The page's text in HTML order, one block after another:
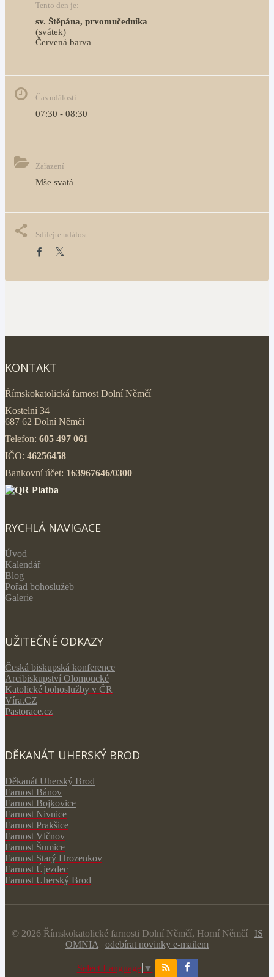
Tento den je:
sv. Štěpána, prvomučedníka
(svátek)
Červená barva
Čas události
07:30 - 08:30
Zařazení
Mše svatá
Sdílejte událost
KONTAKT
Římskokatolická farnost Dolní Němčí
Kostelní 34
687 62 Dolní Němčí
Telefon: 605 497 061
IČO: 46256458
Bankovní účet: 163967646/0300
RYCHLÁ NAVIGACE
Úvod
Kalendář
Blog
Pořad bohoslužeb
Galerie
UŽITEČNÉ ODKAZY
Česká biskupská konference
Arcibiskupství Olomoucké
Katolické bohoslužby v ČR
Víra.CZ
Pastorace.cz
DĚKANÁT UHERSKÝ BROD
Děkanát Uherský Brod
Farnost Bánov
Farnost Bojkovice
Farnost Nivnice
Farnost Prakšice
Farnost Vlčnov
Farnost Šumice
Farnost Starý Hrozenkov
Farnost Újezdec
Farnost Uherský Brod
© 2026 Římskokatolické farnosti Dolní Němčí, Horní Němčí | IS
OMNIA | odebírat novinky e-mailem
Select Language ▼